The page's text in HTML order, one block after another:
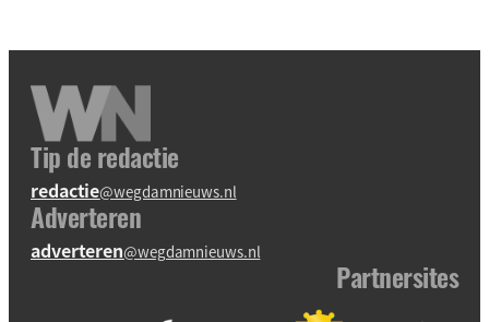
Tip de redactie
redactie@wegdamnieuws.nl
Adverteren
adverteren@wegdamnieuws.nl
Partnersites